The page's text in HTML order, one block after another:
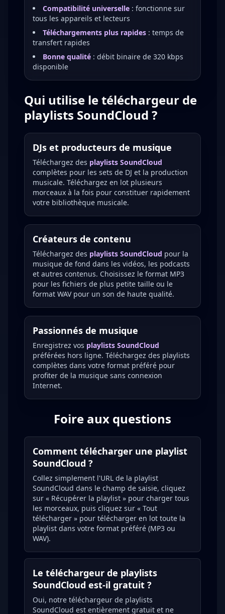
Compatibilité universelle : fonctionne sur
tous les appareils et lecteurs
Téléchargements plus rapides : temps de
transfert rapides
Bonne qualité : débit binaire de 320 kbps
disponible
Qui utilise le téléchargeur de
playlists SoundCloud ?
DJs et producteurs de musique
Téléchargez des playlists SoundCloud
complètes pour les sets de DJ et la production
musicale. Téléchargez en lot plusieurs
morceaux à la fois pour constituer rapidement
votre bibliothèque musicale.
Créateurs de contenu
Téléchargez des playlists SoundCloud pour la
musique de fond dans les vidéos, les podcasts
et autres contenus. Choisissez le format MP3
pour les fichiers de plus petite taille ou le
format WAV pour un son de haute qualité.
Passionnés de musique
Enregistrez vos playlists SoundCloud
préférées hors ligne. Téléchargez des playlists
complètes dans votre format préféré pour
profiter de la musique sans connexion
Internet.
Foire aux questions
Comment télécharger une playlist
SoundCloud ?
Collez simplement l'URL de la playlist
SoundCloud dans le champ de saisie, cliquez
sur « Récupérer la playlist » pour charger tous
les morceaux, puis cliquez sur « Tout
télécharger » pour télécharger en lot toute la
playlist dans votre format préféré (MP3 ou
WAV).
Le téléchargeur de playlists
SoundCloud est-il gratuit ?
Oui, notre téléchargeur de playlists
SoundCloud est entièrement gratuit et ne